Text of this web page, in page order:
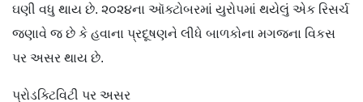
ઘણી વધુ થાય છે. ૨૦૨૪ના ઑક્ટોબરમાં યુરોપમાં થયેલું એક રિસર્ચ
જણાવે જ છે કે હવાના પ્રદૂષણને લીધે બાળકોના મગજના વિકસ
પર અસર થાય છે.
પ્રોડક્ટિવિટી પર અસર